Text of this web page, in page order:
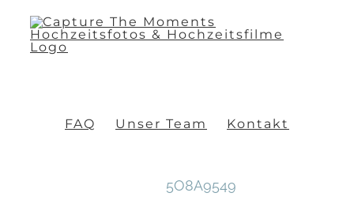
FAQ Unser Team Kontakt
5O8A9549